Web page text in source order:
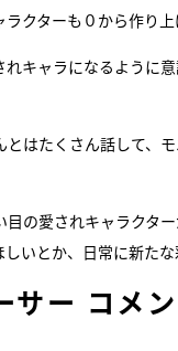
クターも０から作り
キャラになるように
はたくさん話して、
の愛されキャラクタ
いとか、日常に新た
ー コメン